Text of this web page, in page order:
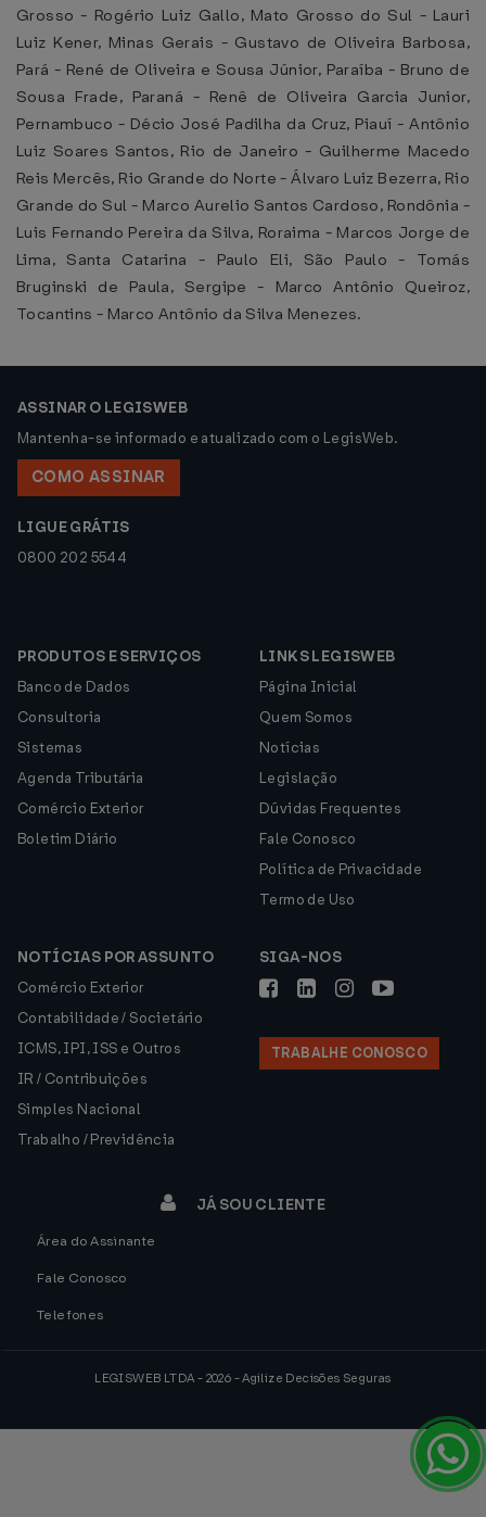
Grosso - Rogério Luiz Gallo, Mato Grosso do Sul - Lauri
Luiz Kener, Minas Gerais - Gustavo de Oliveira Barbosa,
Pará - René de Oliveira e Sousa Júnior, Paraíba - Bruno de
Sousa Frade, Paraná - Renê de Oliveira Garcia Junior,
Pernambuco - Décio José Padilha da Cruz, Piauí - Antônio
Luiz Soares Santos, Rio de Janeiro - Guilherme Macedo
Reis Mercês, Rio Grande do Norte - Álvaro Luiz Bezerra, Rio
Grande do Sul - Marco Aurelio Santos Cardoso, Rondônia -
Luis Fernando Pereira da Silva, Roraima - Marcos Jorge de
Lima, Santa Catarina - Paulo Eli, São Paulo - Tomás
Bruginski de Paula, Sergipe - Marco Antônio Queiroz,
Tocantins - Marco Antônio da Silva Menezes.
ASSINAR O LEGISWEB
Mantenha-se informado e atualizado com o LegisWeb.
COMO ASSINAR
LIGUE GRÁTIS
0800 202 5544
PRODUTOS E SERVIÇOS
Banco de Dados
Consultoria
Sistemas
Agenda Tributária
Comércio Exterior
Boletim Diário
LINKS LEGISWEB
Página Inicial
Quem Somos
Notícias
Legislação
Dúvidas Frequentes
Fale Conosco
Política de Privacidade
Termo de Uso
NOTÍCIAS POR ASSUNTO
Comércio Exterior
Contabilidade / Societário
ICMS, IPI, ISS e Outros
IR / Contribuições
Simples Nacional
Trabalho / Previdência
SIGA-NOS
TRABALHE CONOSCO
JÁ SOU CLIENTE
Área do Assinante
Fale Conosco
Telefones
LEGISWEB LTDA - 2026 - Agilize Decisões Seguras